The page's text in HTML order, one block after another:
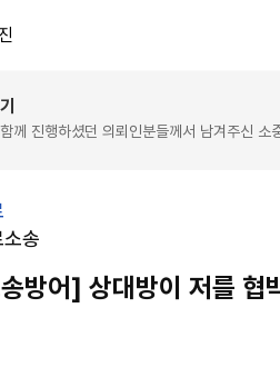
께 진행하셨던 의뢰인분들께서 남겨주신 소
송
방어] 상대방이 저를 협